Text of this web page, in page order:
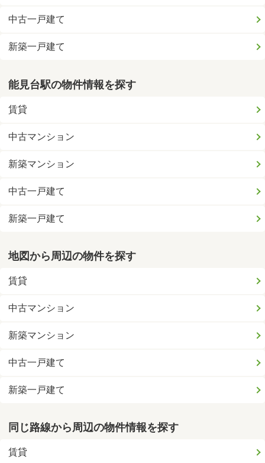
中古一戸建て
新築一戸建て
能見台駅の物件情報を探す
賃貸
中古マンション
新築マンション
中古一戸建て
新築一戸建て
地図から周辺の物件を探す
賃貸
中古マンション
新築マンション
中古一戸建て
新築一戸建て
同じ路線から周辺の物件情報を探す
賃貸